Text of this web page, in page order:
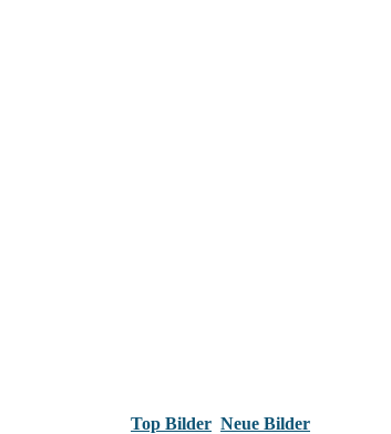
Top Bilder Neue Bilder